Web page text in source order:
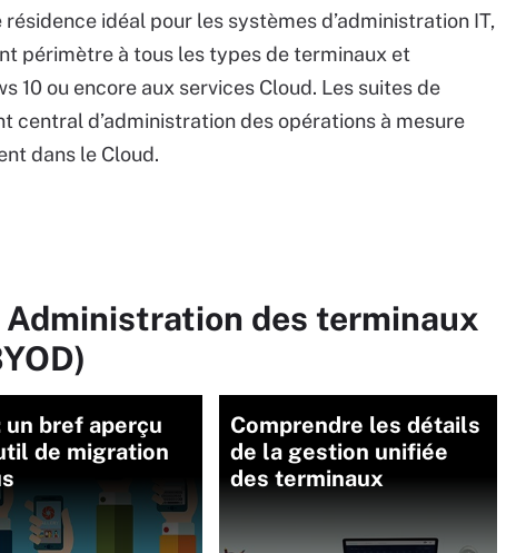
idéal pour les systèmes d’administration IT,
périmètre à tous les types de terminaux et
10 ou encore aux services Cloud. Les suites de
central d’administration des opérations à mesure
dans le Cloud.
des terminaux
un bref aperçu
de migration
Comprendre les détails
de la gestion unifiée
des terminaux